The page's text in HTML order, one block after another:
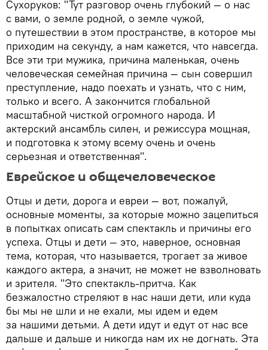
Сухоруков: "Тут разговор очень глубокий — о нас
с вами, о земле родной, о земле чужой,
о путешествии в этом пространстве, в которое мы
приходим на секунду, а нам кажется, что навсегда.
Все эти три мужика, причина маленькая, очень
человеческая семейная причина — сын совершил
преступление, надо поехать и узнать, что с ним,
только и всего. А закончится глобальной
масштабной чисткой огромного народа. И
актерский ансамбль силен, и режиссура мощная,
и подготовка к этому всему очень и очень
серьезная и ответственная".
Еврейское и общечеловеческое
Отцы и дети, дорога и евреи — вот, пожалуй,
основные моменты, за которые можно зацепиться
в попытках описать сам спектакль и причины его
успеха. Отцы и дети — это, наверное, основная
тема, которая, что называется, трогает за живое
каждого актера, а значит, не может не взволновать
и зрителя. "Это спектакль-притча. Как
безжалостно стреляют в нас наши дети, или куда
бы мы не шли и не ехали, мы идем и едем
за нашими детьми. А дети идут и едут от нас все
дальше и дальше и никогда нам их не догнать. Эта